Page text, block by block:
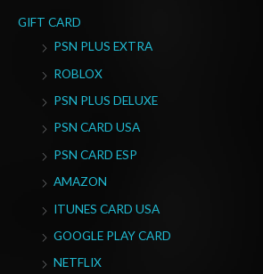
GIFT CARD
PSN PLUS EXTRA
ROBLOX
PSN PLUS DELUXE
PSN CARD USA
PSN CARD ESP
AMAZON
ITUNES CARD USA
GOOGLE PLAY CARD
NETFLIX